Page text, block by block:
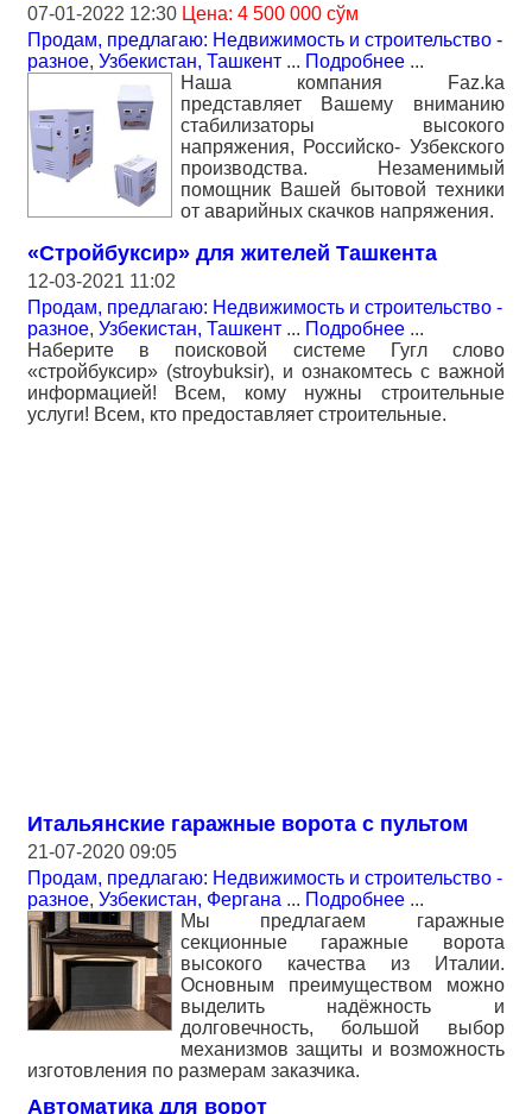
07-01-2022 12:30 Цена: 4 500 000 сўм
Продам, предлагаю: Недвижимость и строительство -
разное, Узбекистан, Ташкент ... Подробнее ...
Наша компания Faz.ka
представляет Вашему вниманию
стабилизаторы высокого
напряжения, Российско- Узбекского
производства. Незаменимый
помощник Вашей бытовой техники
от аварийных скачков напряжения.
«Стройбуксир» для жителей Ташкента
12-03-2021 11:02
Продам, предлагаю: Недвижимость и строительство -
разное, Узбекистан, Ташкент ... Подробнее ...
Наберите в поисковой системе Гугл слово
«стройбуксир» (stroybuksir), и ознакомтесь с важной
информацией! Всем, кому нужны строительные
услуги! Всем, кто предоставляет строительные.
Итальянские гаражные ворота с пультом
21-07-2020 09:05
Продам, предлагаю: Недвижимость и строительство -
разное, Узбекистан, Фергана ... Подробнее ...
Мы предлагаем гаражные
секционные гаражные ворота
высокого качества из Италии.
Основным преимуществом можно
выделить надёжность и
долговечность, большой выбор
механизмов защиты и возможность
изготовления по размерам заказчика.
Автоматика для ворот